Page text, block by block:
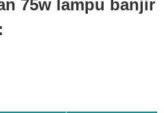
75w lampu banjir